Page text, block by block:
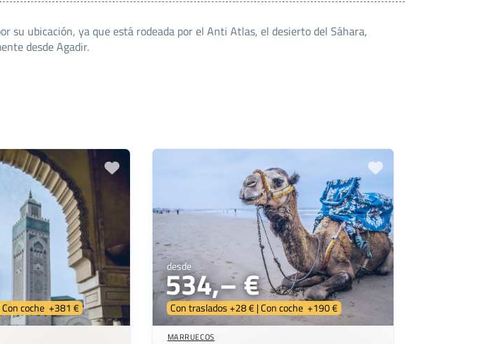
su ubicación, ya que está rodeada por el Anti Atlas, el desierto del Sáhara,
desde Agadir.
coche +381 €
desde
534,– €
Con traslados +28 € | Con coche +190 €
MARRUECOS